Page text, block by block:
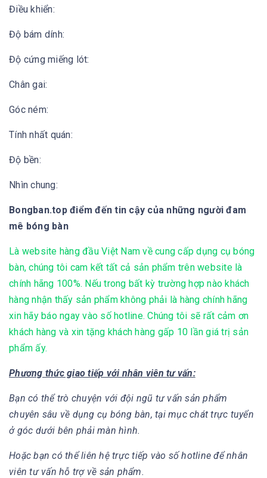
Điều khiển:
Độ bám dính:
Độ cứng miếng lót:
Chân gai:
Góc ném:
Tính nhất quán:
Độ bền:
Nhìn chung:
Bongban.top điểm đến tin cậy của những người đam
mê bóng bàn
Là website hàng đầu Việt Nam về cung cấp dụng cụ bóng
bàn, chúng tôi cam kết tất cả sản phẩm trên website là
chính hãng 100%. Nếu trong bất kỳ trường hợp nào khách
hàng nhận thấy sản phẩm không phải là hàng chính hãng
xin hãy báo ngay vào số hotline. Chúng tôi sẽ rất cảm ơn
khách hàng và xin tặng khách hàng gấp 10 lần giá trị sản
phẩm ấy.
Phương thức giao tiếp với nhân viên tư vấn:
Bạn có thể trò chuyện với đội ngũ tư vấn sản phẩm
chuyên sâu về dụng cụ bóng bàn, tại mục chát trực tuyển
ở góc dưới bên phải màn hình.
Hoặc bạn có thể liên hệ trực tiếp vào số hotline để nhân
viên tư vấn hỗ trợ về sản phẩm.